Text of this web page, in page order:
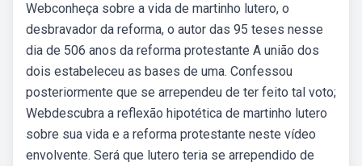
Webconheça sobre a vida de martinho lutero, o
desbravador da reforma, o autor das 95 teses nesse
dia de 506 anos da reforma protestante A união dos
dois estabeleceu as bases de uma. Confessou
posteriormente que se arrependeu de ter feito tal voto;
Webdescubra a reflexão hipotética de martinho lutero
sobre sua vida e a reforma protestante neste vídeo
envolvente. Será que lutero teria se arrependido de